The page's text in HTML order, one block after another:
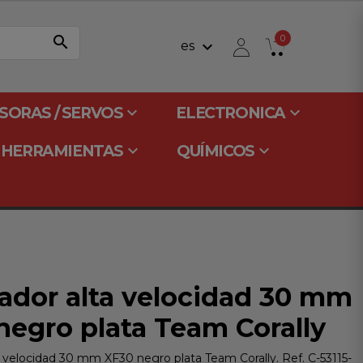
search es keyboard_arrow_down 0
/ SERVOSkeyboard_arrow_down ELECTRONICAkeyboard_arrow_down
HERRAMIENTAS keyboard_arrow_down QUÍMICOSkeyboard_arrow_down
alta velocidad 30 mm
plata Team Corally
30 mm XF30 negro plata Team Corally. Ref. C-53115-